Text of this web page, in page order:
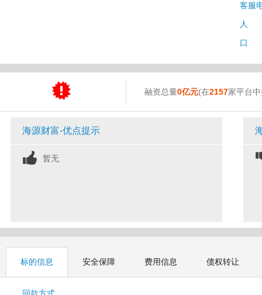
客服
人
口
融资总量0亿元(在2157家平台
海源财富-优点提示
暂无
标的信息 安全保障 费用信息 债权转让